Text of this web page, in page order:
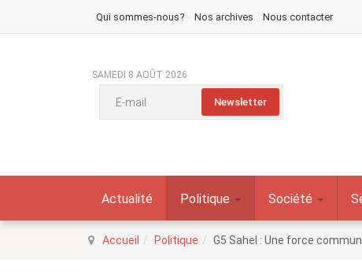
Qui sommes-nous? Nos archives Nous contacter
SAMEDI 8 AOÛT 2026
Actualité Politique Société
Accueil Politique G5 Sahel : Une force